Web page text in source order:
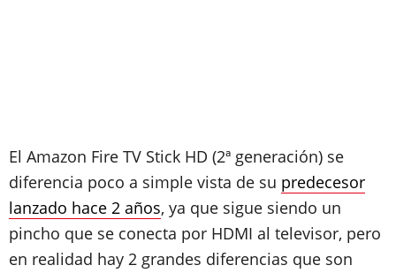
El Amazon Fire TV Stick HD (2ª generación) se
diferencia poco a simple vista de su predecesor
lanzado hace 2 años, ya que sigue siendo un
pincho que se conecta por HDMI al televisor, pero
en realidad hay 2 grandes diferencias que son